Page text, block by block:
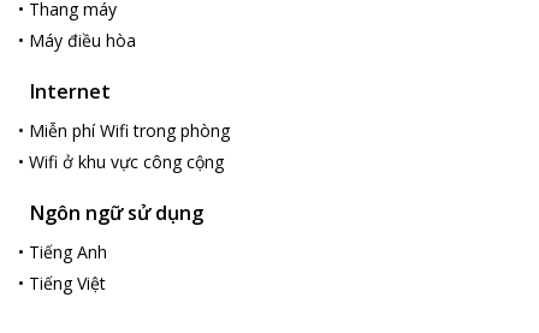
Với những ưu điểm tuyệt vời trên đây,
được xem là một điểm đến hấp dẫn cho các du khách khi đặt
chân đến Nha Trang.
• Thang máy
• Máy điều hòa
Internet
• Miễn phí Wifi trong phòng
• Wifi ở khu vực công cộng
Ngôn ngữ sử dụng
• Tiếng Anh
• Tiếng Việt